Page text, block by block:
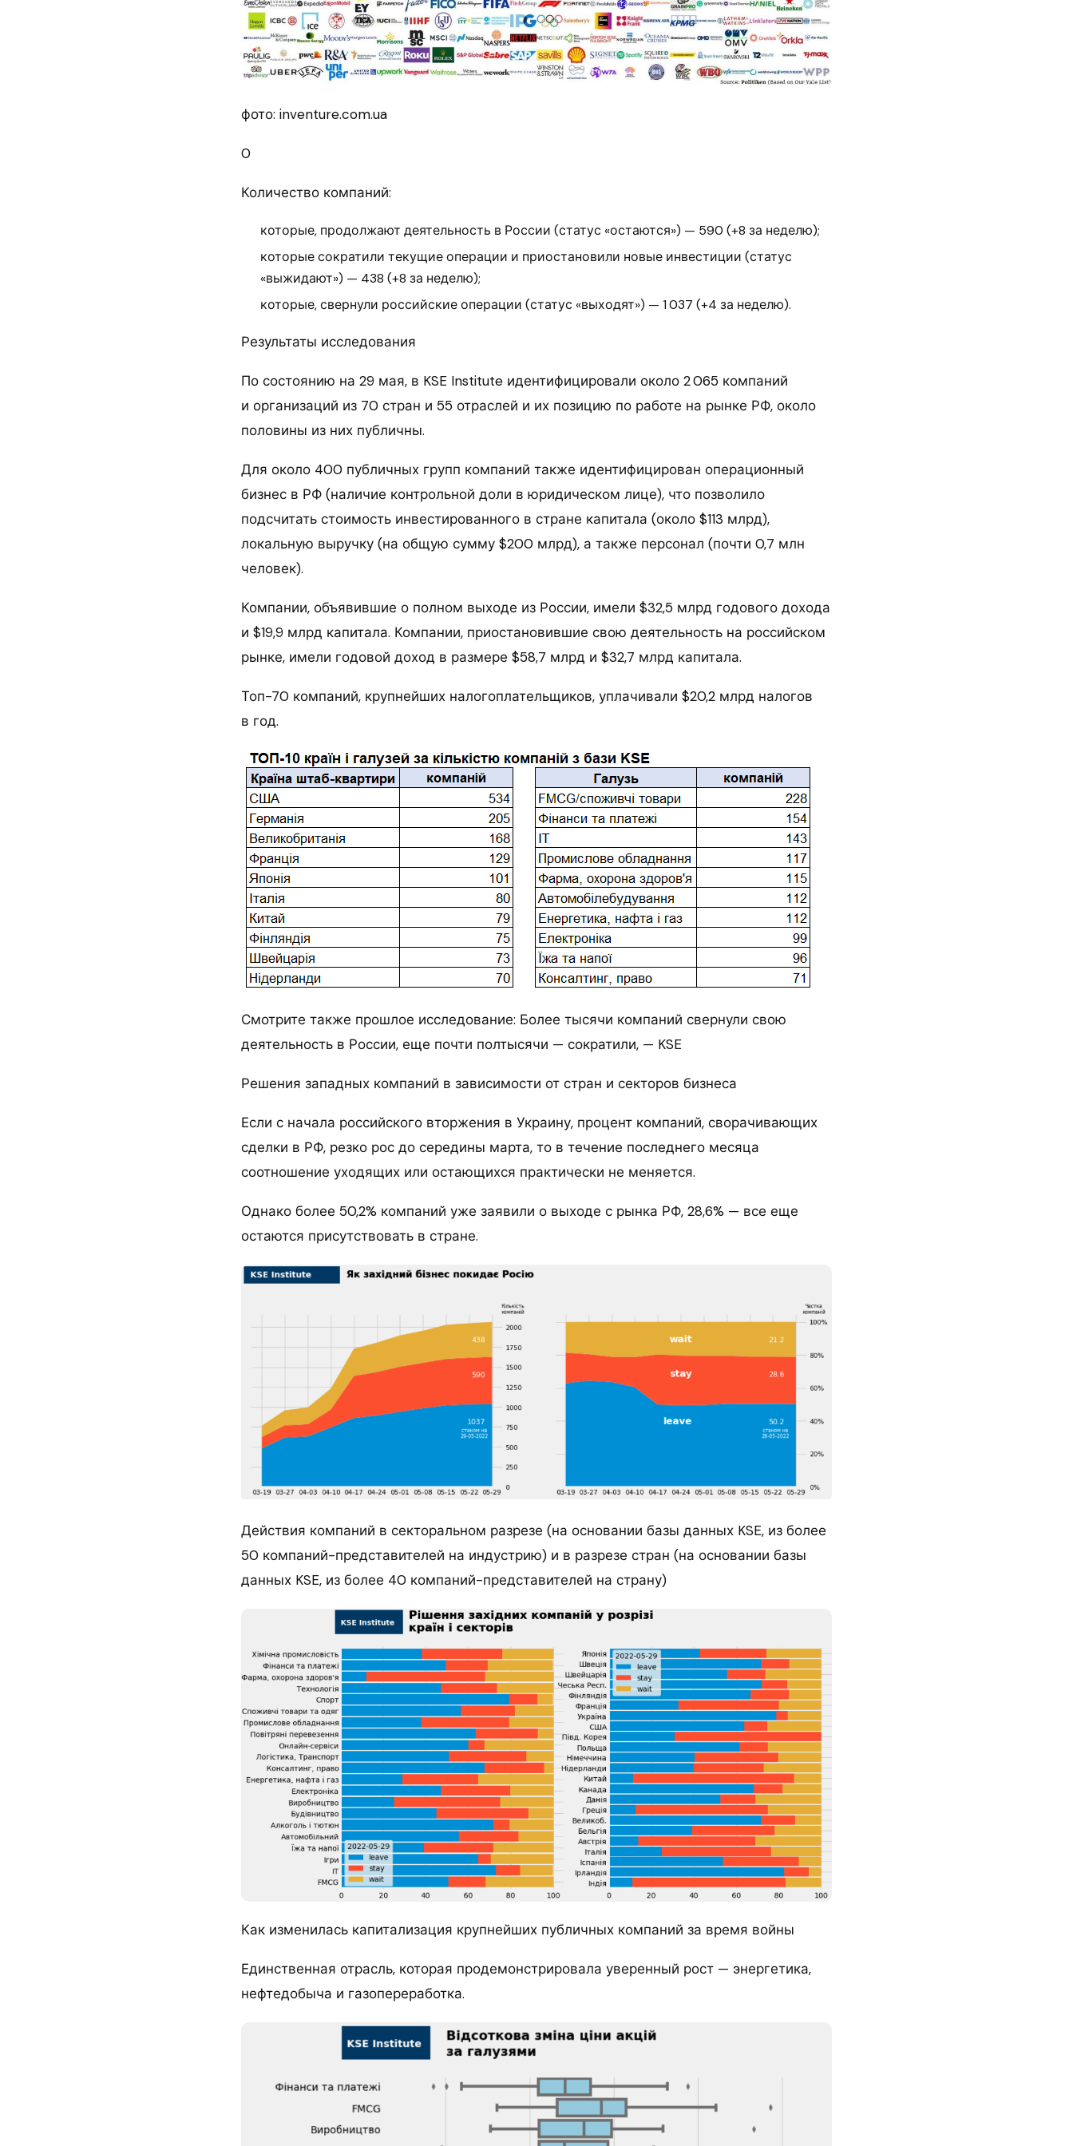
фото: inventure.com.ua
0
Количество компаний:
которые, продолжают деятельность в России (статус «остаются») — 590 (+8 за неделю);
которые сократили текущие операции и приостановили новые инвестиции (статус
«выжидают») — 438 (+8 за неделю);
которые, свернули российские операции (статус «выходят») — 1 037 (+4 за неделю).
Результаты исследования
По состоянию на 29 мая, в KSE Institute идентифицировали около 2 065 компаний
и организаций из 70 стран и 55 отраслей и их позицию по работе на рынке РФ, около
половины из них публичны.
Для около 400 публичных групп компаний также идентифицирован операционный
бизнес в РФ (наличие контрольной доли в юридическом лице), что позволило
подсчитать стоимость инвестированного в стране капитала (около $113 млрд),
локальную выручку (на общую сумму $200 млрд), а также персонал (почти 0,7 млн
человек).
Компании, объявившие о полном выходе из России, имели $32,5 млрд годового дохода
и $19,9 млрд капитала. Компании, приостановившие свою деятельность на российском
рынке, имели годовой доход в размере $58,7 млрд и $32,7 млрд капитала.
Топ-70 компаний, крупнейших налогоплательщиков, уплачивали $20,2 млрд налогов
в год.
Смотрите также прошлое исследование: Более тысячи компаний свернули свою
деятельность в России, еще почти полтысячи — сократили, — KSE
Решения западных компаний в зависимости от стран и секторов бизнеса
Если с начала российского вторжения в Украину, процент компаний, сворачивающих
сделки в РФ, резко рос до середины марта, то в течение последнего месяца
соотношение уходящих или остающихся практически не меняется.
Однако более 50,2% компаний уже заявили о выходе с рынка РФ, 28,6% — все еще
остаются присутствовать в стране.
Действия компаний в секторальном разрезе (на основании базы данных KSE, из более
50 компаний-представителей на индустрию) и в разрезе стран (на основании базы
данных KSE, из более 40 компаний-представителей на страну)
Как изменилась капитализация крупнейших публичных компаний за время войны
Единственная отрасль, которая продемонстрировала уверенный рост — энергетика,
нефтедобыча и газопереработка.